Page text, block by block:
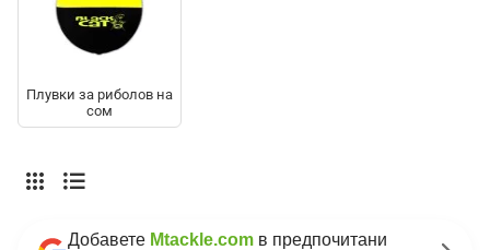
Плувки за риболов на
сом
Добавете Mtackle.com в предпочитани